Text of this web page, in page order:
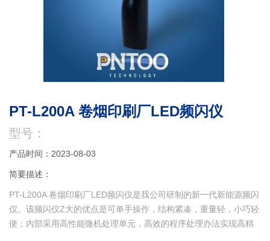
PT-L200A 卷烟印刷厂LED频闪仪
型号：
产品时间：2023-08-03
简要描述：
PT-L200A 卷烟印刷厂LED频闪仪是我公司研制的新一代新能源频闪
仪。该频闪仪Z大的优点是可单手操作，结构紧凑，重量轻，小巧轻
便；内部采用高性能微机处理单元，高效的程序处理办法实现高精